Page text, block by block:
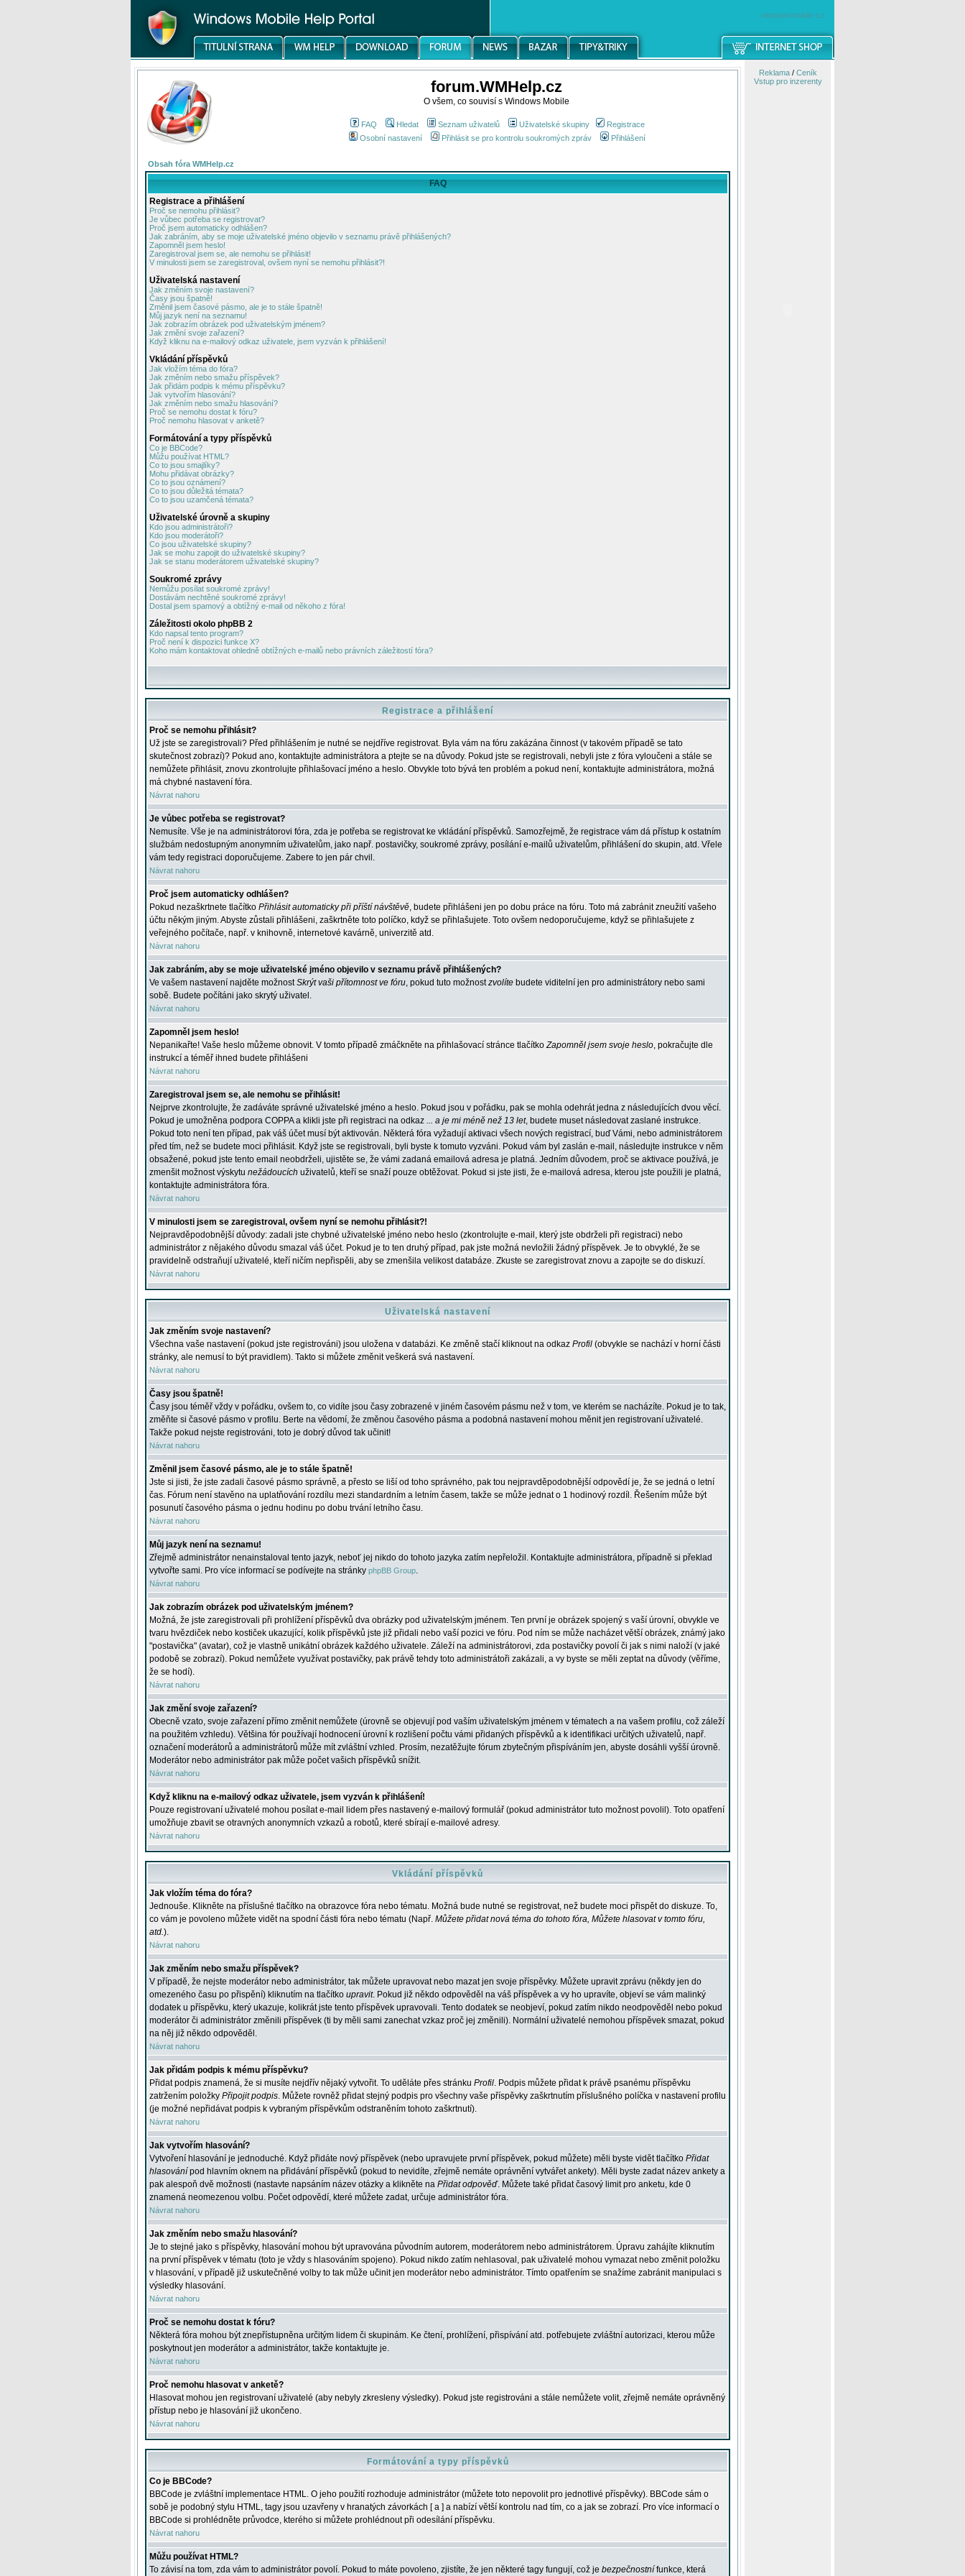
windowsmobile.cz
forum.WMHelp.cz
O všem, co souvisí s Windows Mobile
FAQ Hledat Seznam uživatelů Uživatelské skupiny
Registrace
Osobní nastavení
Přihlásit se pro kontrolu soukromých zpráv Přihlášení
Obsah fóra WMHelp.cz
FAQ
Registrace a přihlášení
Proč se nemohu přihlásit?
Je vůbec potřeba se registrovat?
Proč jsem automaticky odhlášen?
Jak zabráním, aby se moje uživatelské jméno objevilo v seznamu právě přihlášených?
Zapomněl jsem heslo!
Zaregistroval jsem se, ale nemohu se přihlásit!
V minulosti jsem se zaregistroval, ovšem nyní se nemohu přihlásit?!
Uživatelská nastavení
Jak změním svoje nastavení?
Časy jsou špatně!
Změnil jsem časové pásmo, ale je to stále špatně!
Můj jazyk není na seznamu!
Jak zobrazím obrázek pod uživatelským jménem?
Jak změní svoje zařazení?
Když kliknu na e-mailový odkaz uživatele, jsem vyzván k přihlášení!
Vkládání příspěvků
Jak vložím téma do fóra?
Jak změním nebo smažu příspěvek?
Jak přidám podpis k mému příspěvku?
Jak vytvořím hlasování?
Jak změním nebo smažu hlasování?
Proč se nemohu dostat k fóru?
Proč nemohu hlasovat v anketě?
Formátování a typy příspěvků
Co je BBCode?
Můžu používat HTML?
Co to jsou smajlíky?
Mohu přidávat obrázky?
Co to jsou oznámení?
Co to jsou důležitá témata?
Co to jsou uzamčená témata?
Uživatelské úrovně a skupiny
Kdo jsou administrátoři?
Kdo jsou moderátoři?
Co jsou uživatelské skupiny?
Jak se mohu zapojit do uživatelské skupiny?
Jak se stanu moderátorem uživatelské skupiny?
Soukromé zprávy
Nemůžu posílat soukromé zprávy!
Dostávám nechtěné soukromé zprávy!
Dostal jsem spamový a obtížný e-mail od někoho z fóra!
Záležitosti okolo phpBB 2
Kdo napsal tento program?
Proč není k dispozici funkce X?
Koho mám kontaktovat ohledně obtížných e-mailů nebo právních záležitostí fóra?
Registrace a přihlášení
Proč se nemohu přihlásit?
Už jste se zaregistrovali? Před přihlášením je nutné se nejdříve registrovat. Byla vám na fóru zakázána činnost (v takovém případě se tato
skutečnost zobrazí)? Pokud ano, kontaktujte administrátora a ptejte se na důvody. Pokud jste se registrovali, nebyli jste z fóra vyloučeni a stále se
nemůžete přihlásit, znovu zkontrolujte přihlašovací jméno a heslo. Obvykle toto bývá ten problém a pokud není, kontaktujte administrátora, možná
má chybné nastavení fóra.
Návrat nahoru
Je vůbec potřeba se registrovat?
Nemusíte. Vše je na administrátorovi fóra, zda je potřeba se registrovat ke vkládání příspěvků. Samozřejmě, že registrace vám dá přístup k ostatním
službám nedostupným anonymním uživatelům, jako např. postavičky, soukromé zprávy, posílání e-mailů uživatelům, přihlášení do skupin, atd. Vřele
vám tedy registraci doporučujeme. Zabere to jen pár chvil.
Návrat nahoru
Proč jsem automaticky odhlášen?
Pokud nezaškrtnete tlačítko Přihlásit automaticky při příští návštěvě, budete přihlášeni jen po dobu práce na fóru. Toto má zabránit zneužití vašeho
účtu někým jiným. Abyste zůstali přihlášeni, zaškrtněte toto políčko, když se přihlašujete. Toto ovšem nedoporučujeme, když se přihlašujete z
veřejného počítače, např. v knihovně, internetové kavárně, univerzitě atd.
Návrat nahoru
Jak zabráním, aby se moje uživatelské jméno objevilo v seznamu právě přihlášených?
Ve vašem nastavení najděte možnostSkrýt vaši přítomnost ve fóru, pokud tuto možnostzvolíte budete viditelní jen pro administrátory nebo sami
sobě. Budete počítáni jako skrytý uživatel.
Návrat nahoru
Zapomněl jsem heslo!
Nepanikařte! Vaše heslo můžeme obnovit. V tomto případě zmáčkněte na přihlašovací stránce tlačítkoZapomněl jsem svoje heslo, pokračujte dle
instrukcí a téměř ihned budete přihlášeni
Návrat nahoru
Zaregistroval jsem se, ale nemohu se přihlásit!
Nejprve zkontrolujte, že zadáváte správné uživatelské jméno a heslo. Pokud jsou v pořádku, pak se mohla odehrát jedna z následujících dvou věcí.
Pokud je umožněna podpora COPPA a klikli jste při registraci na odkaz ... a je mi méně než 13 let, budete muset následovat zaslané instrukce.
Pokud toto není ten případ, pak váš účet musí být aktivován. Některá fóra vyžadují aktivaci všech nových registrací, buď Vámi, nebo administrátorem
před tím, než se budete moci přihlásit. Když jste se registrovali, byli byste k tomuto vyzváni. Pokud vám byl zaslán e-mail, následujte instrukce v něm
obsažené, pokud jste tento email neobdrželi, ujistěte se, že vámi zadaná emailová adresa je platná. Jedním důvodem, proč se aktivace používá, je
zmenšit možnost výskytu nežádoucích uživatelů, kteří se snaží pouze obtěžovat. Pokud si jste jisti, že e-mailová adresa, kterou jste použili je platná,
kontaktujte administrátora fóra.
Návrat nahoru
V minulosti jsem se zaregistroval, ovšem nyní se nemohu přihlásit?!
Nejpravděpodobnější důvody: zadali jste chybné uživatelské jméno nebo heslo (zkontrolujte e-mail, který jste obdrželi při registraci) nebo
administrátor z nějakého důvodu smazal váš účet. Pokud je to ten druhý případ, pak jste možná nevložili žádný příspěvek. Je to obvyklé, že se
pravidelně odstraňují uživatelé, kteří ničím nepřispěli, aby se zmenšila velikost databáze. Zkuste se zaregistrovat znovu a zapojte se do diskuzí.
Návrat nahoru
Uživatelská nastavení
Jak změním svoje nastavení?
Všechna vaše nastavení (pokud jste registrováni) jsou uložena v databázi. Ke změně stačí kliknout na odkaz Profil (obvykle se nachází v horní části
stránky, ale nemusí to být pravidlem). Takto si můžete změnit veškerá svá nastavení.
Návrat nahoru
Časy jsou špatně!
Časy jsou téměř vždy v pořádku, ovšem to, co vidíte jsou časy zobrazené v jiném časovém pásmu než v tom, ve kterém se nacházíte. Pokud je to tak,
změňte si časové pásmo v profilu. Berte na vědomí, že změnou časového pásma a podobná nastavení mohou měnit jen registrovaní uživatelé.
Takže pokud nejste registrováni, toto je dobrý důvod tak učinit!
Návrat nahoru
Změnil jsem časové pásmo, ale je to stále špatně!
Jste si jisti, že jste zadali časové pásmo správně, a přesto se liší od toho správného, pak tou nejpravděpodobnější odpovědí je, že se jedná o letní
čas. Fórum není stavěno na uplatňování rozdílu mezi standardním a letním časem, takže se může jednat o 1 hodinový rozdíl. Řešením může být
posunutí časového pásma o jednu hodinu po dobu trvání letního času.
Návrat nahoru
Můj jazyk není na seznamu!
Zřejmě administrátor nenainstaloval tento jazyk, neboť jej nikdo do tohoto jazyka zatím nepřeložil. Kontaktujte administrátora, případně si překlad
vytvořte sami. Pro více informací se podívejte na stránky phpBB Group.
Návrat nahoru
Jak zobrazím obrázek pod uživatelským jménem?
Možná, že jste zaregistrovali při prohlížení příspěvků dva obrázky pod uživatelským jménem. Ten první je obrázek spojený s vaší úrovní, obvykle ve
tvaru hvězdiček nebo kostiček ukazující, kolik příspěvků jste již přidali nebo vaší pozici ve fóru. Pod ním se může nacházet větší obrázek, známý jako
"postavička" (avatar), což je vlastně unikátní obrázek každého uživatele. Záleží na administrátorovi, zda postavičky povolí či jak s nimi naloží (v jaké
podobě se zobrazí). Pokud nemůžete využívat postavičky, pak právě tehdy toto administrátoři zakázali, a vy byste se měli zeptat na důvody (věříme,
že se hodí).
Návrat nahoru
Jak změní svoje zařazení?
Obecně vzato, svoje zařazení přímo změnit nemůžete (úrovně se objevují pod vaším uživatelským jménem v tématech a na vašem profilu, což záleží
na použitém vzhledu). Většina fór používají hodnocení úrovní k rozlišení počtu vámi přidaných příspěvků a k identifikaci určitých uživatelů, např.
označení moderátorů a administrátorů může mít zvláštní vzhled. Prosím, nezatěžujte fórum zbytečným přispíváním jen, abyste dosáhli vyšší úrovně.
Moderátor nebo administrátor pak může počet vašich příspěvků snížit.
Návrat nahoru
Když kliknu na e-mailový odkaz uživatele, jsem vyzván k přihlášení!
Pouze registrovaní uživatelé mohou posílat e-mail lidem přes nastavený e-mailový formulář (pokud administrátor tuto možnost povolil). Toto opatření
umožňuje zbavit se otravných anonymních vzkazů a robotů, které sbírají e-mailové adresy.
Návrat nahoru
Vkládání příspěvků
Jak vložím téma do fóra?
Jednouše. Klikněte na příslušné tlačítko na obrazovce fóra nebo tématu. Možná bude nutné se registrovat, než budete moci přispět do diskuze. To,
co vám je povoleno můžete vidět na spodní části fóra nebo tématu (Např. Můžete přidat nová téma do tohoto fóra, Můžete hlasovat v tomto fóru,
atd.).
Návrat nahoru
Jak změním nebo smažu příspěvek?
V případě, že nejste moderátor nebo administrátor, tak můžete upravovat nebo mazat jen svoje příspěvky. Můžete upravit zprávu (někdy jen do
omezeného času po přispění) kliknutím na tlačítko upravit. Pokud již někdo odpověděl na váš příspěvek a vy ho upravíte, objeví se vám malinký
dodatek u příspěvku, který ukazuje, kolikrát jste tento příspěvek upravovali. Tento dodatek se neobjeví, pokud zatím nikdo neodpověděl nebo pokud
moderátor či administrátor změnili příspěvek (ti by měli sami zanechat vzkaz proč jej změnili). Normální uživatelé nemohou příspěvek smazat, pokud
na něj již někdo odpověděl.
Návrat nahoru
Jak přidám podpis k mému příspěvku?
Přidat podpis znamená, že si musíte nejdřív nějaký vytvořit. To uděláte přes stránku Profil. Podpis můžete přidat k právě psanému příspěvku
zatržením položky Připojit podpis. Můžete rovněž přidat stejný podpis pro všechny vaše příspěvky zaškrtnutím příslušného políčka v nastavení profilu
(je možné nepřidávat podpis k vybraným příspěvkům odstraněním tohoto zaškrtnutí).
Návrat nahoru
Jak vytvořím hlasování?
Vytvoření hlasování je jednoduché. Když přidáte nový příspěvek (nebo upravujete první příspěvek, pokud můžete) měli byste vidět tlačítko Přidat
hlasování pod hlavním oknem na přidávání příspěvků (pokud to nevidíte, zřejmě nemáte oprávnění vytvářet ankety). Měli byste zadat název ankety a
pak alespoň dvě možnosti (nastavte napsáním název otázky a klikněte na Přidat odpověď. Můžete také přidat časový limit pro anketu, kde 0
znamená neomezenou volbu. Počet odpovědí, které můžete zadat, určuje administrátor fóra.
Návrat nahoru
Jak změním nebo smažu hlasování?
Je to stejné jako s příspěvky, hlasování mohou být upravována původním autorem, moderátorem nebo administrátorem. Úpravu zahájíte kliknutím
na první příspěvek v tématu (toto je vždy s hlasováním spojeno). Pokud nikdo zatím nehlasoval, pak uživatelé mohou vymazat nebo změnit položku
v hlasování, v případě již uskutečněné volby to tak může učinit jen moderátor nebo administrátor. Tímto opatřením se snažíme zabránit manipulaci s
výsledky hlasování.
Návrat nahoru
Proč se nemohu dostat k fóru?
Některá fóra mohou být znepřístupněna určitým lidem či skupinám. Ke čtení, prohlížení, přispívání atd. potřebujete zvláštní autorizaci, kterou může
poskytnout jen moderátor a administrátor, takže kontaktujte je.
Návrat nahoru
Proč nemohu hlasovat v anketě?
Hlasovat mohou jen registrovaní uživatelé (aby nebyly zkresleny výsledky). Pokud jste registrováni a stále nemůžete volit, zřejmě nemáte oprávněný
přístup nebo je hlasování již ukončeno.
Návrat nahoru
Formátování a typy příspěvků
Co je BBCode?
BBCode je zvláštní implementace HTML. O jeho použití rozhoduje administrátor (můžete toto nepovolit pro jednotlivé příspěvky). BBCode sám o
sobě je podobný stylu HTML, tagy jsou uzavřeny v hranatých závorkách [ a ] a nabízí větší kontrolu nad tím, co a jak se zobrazí. Pro více informací o
BBCode si prohlédněte průvodce, kterého si můžete prohlédnout při odesílání příspěvku.
Návrat nahoru
Můžu používat HTML?
To závisí na tom, zda vám to administrátor povolí. Pokud to máte povoleno, zjistíte, že jen některé tagy fungují, což je bezpečnostní funkce, která
Reklama/ Ceník
Vstup pro inzerenty